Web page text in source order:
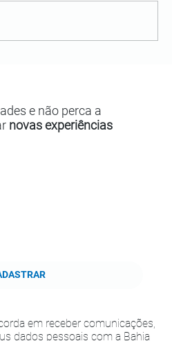
e não perca a
novas experiências
em receber comunicações,
dados pessoais com a Bahia